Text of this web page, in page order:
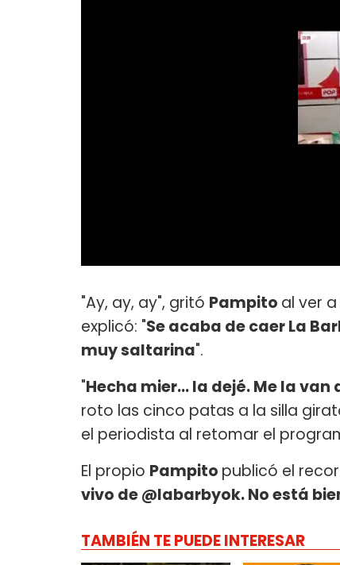
"Ay, ay, ay", gritó Pampito al ver
explicó: "Se acaba de caer La
muy saltarina".
"Hecha mier... la dejé. Me la
roto las cinco patas a la silla
el periodista al retomar el
El propio Pampito publicó el
vivo de @labarbyok. No está
TAMBIÉN TE PUEDE INTERESAR